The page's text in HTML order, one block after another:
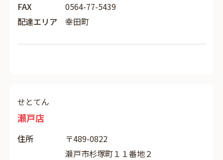
FAX
0564-77-5439
配達エリア
幸田町
せとてん
瀬戸店
住所
〒489-0822
瀬戸市杉塚町１１番地２